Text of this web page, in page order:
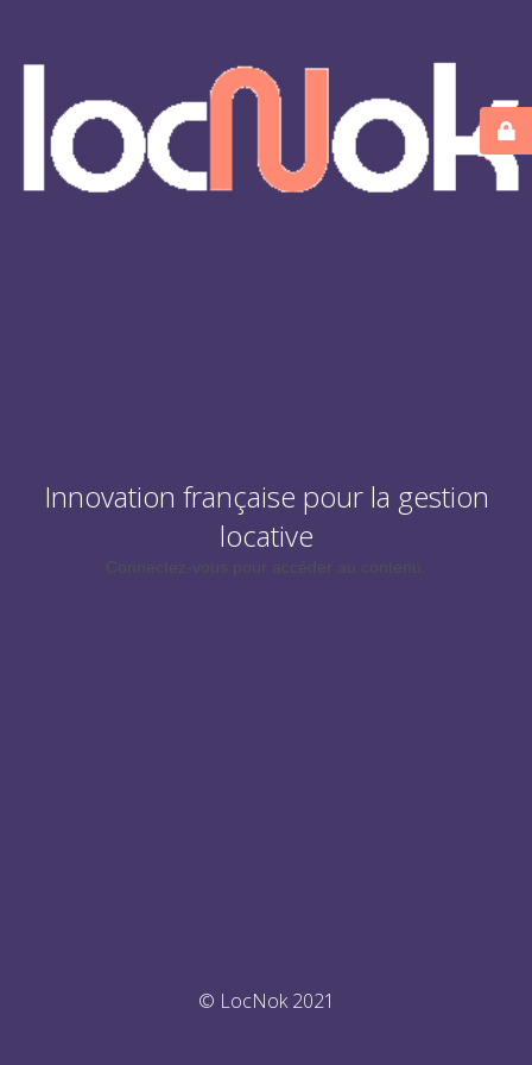
Innovation française pour la gestion
locative
Connectez-vous pour accéder au contenu.
© LocNok 2021